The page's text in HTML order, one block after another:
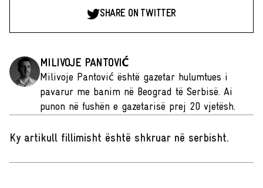
SHARE ON TWITTER
MILIVOJE PANTOVIĆ
Milivoje Pantović është gazetar hulumtues i
pavarur me banim në Beograd të Serbisë. Ai
punon në fushën e gazetarisë prej 20 vjetësh.
Ky artikull fillimisht është shkruar në serbisht.